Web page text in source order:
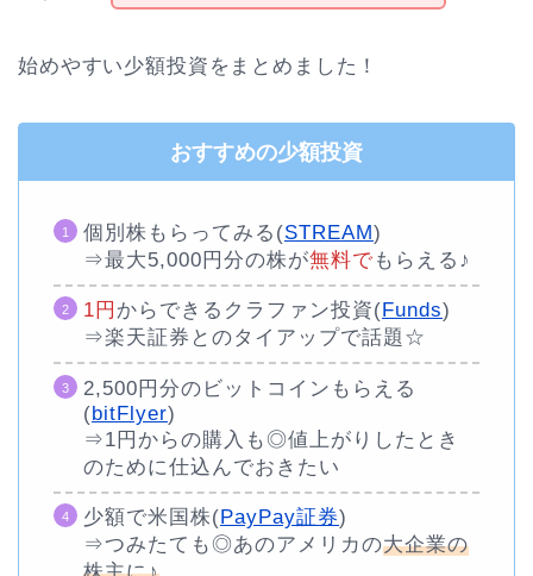
始めやすい少額投資をまとめました！
おすすめの少額投資
個別株もらってみる(STREAM)
⇒最大5,000円分の株が無料で もらえる♪
1円 からできるクラファン投資( Funds)
⇒楽天証券とのタイアップで話題☆
2,500円分のビットコインもらえる
(bitFlyer)
⇒1円からの購入も◎値上がりしたとき
のために仕込んでおきたい
少額で米国株(PayPay証券)
⇒つみたても◎あのアメリカの大企業の